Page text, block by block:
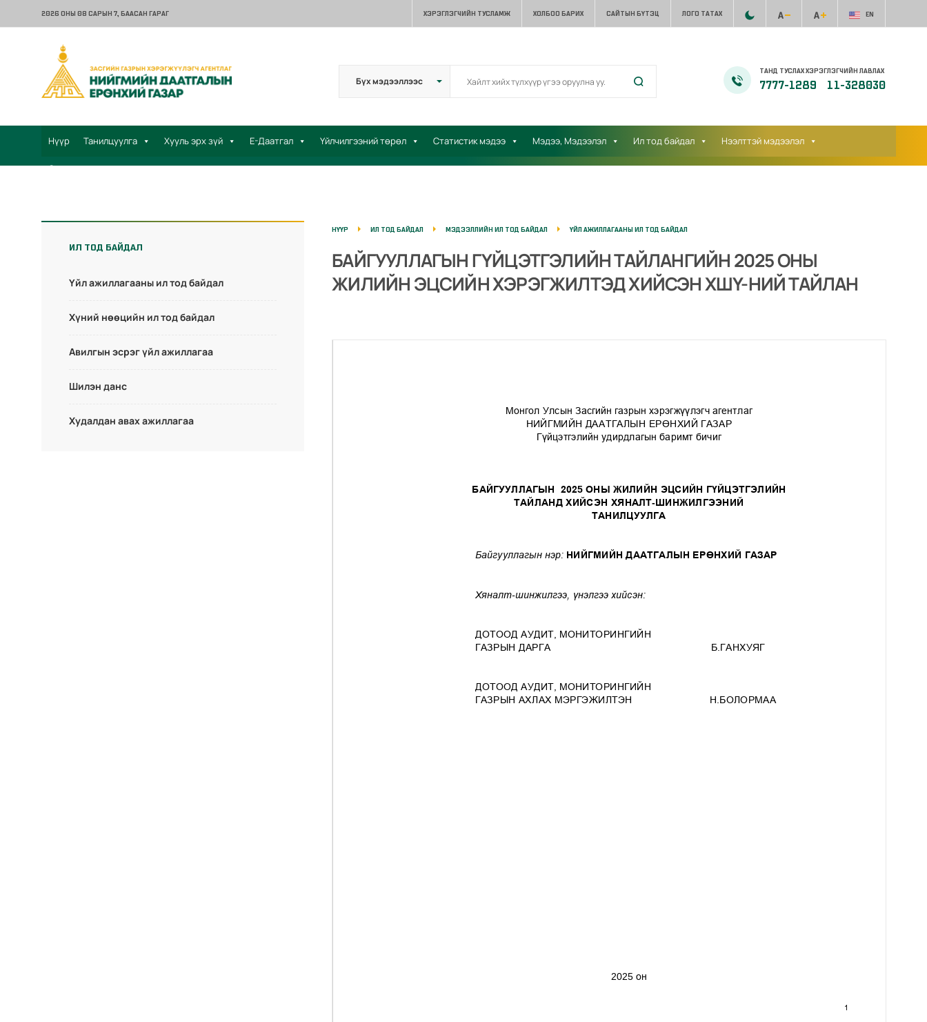
2026 ОНЫ 08 САРЫН 7, БААСАН ГАРАГ ХЭРЭГЛЭГЧИЙН ТУСЛАМЖ ХОЛБОО БАРИХ САЙТЫН БҮТЭЦ ЛОГО ТАТАХ EN
ТАНД ТУСЛАХ ХЭРЭГЛЭГЧИЙН ЛАВЛАХ
7777-1289 11-328030
Нүүр Танилцуулга Хууль эрх зүй Е-Даатгал Үйлчилгээний төрөл Статистик мэдээ Мэдээ, Мэдээлэл Ил тод байдал Нээлттэй мэдээлэл
Санал хүсэлт
ИЛ ТОД БАЙДАЛ
Үйл ажиллагааны ил тод байдал
Хүний нөөцийн ил тод байдал
Авилгын эсрэг үйл ажиллагаа
Шилэн данс
Худалдан авах ажиллагаа
НҮҮР ИЛ ТОД БАЙДАЛ МЭДЭЭЛЛИЙН ИЛ ТОД БАЙДАЛ ҮЙЛ АЖИЛЛАГААНЫ ИЛ ТОД БАЙДАЛ
БАЙГУУЛЛАГЫН ГҮЙЦЭТГЭЛИЙН ТАЙЛАНГИЙН 2025 ОНЫ
ЖИЛИЙН ЭЦСИЙН ХЭРЭГЖИЛТЭД ХИЙСЭН ХШҮ-НИЙ ТАЙЛАН